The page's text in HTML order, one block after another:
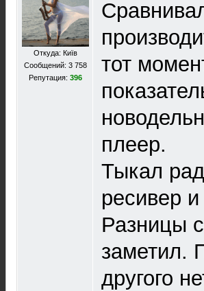
Откуда: Київ
Сообщений: 3 758
Репутация: 396
тот
плеер.
Тыкал
ресивер
Разницы
заметил.
другого